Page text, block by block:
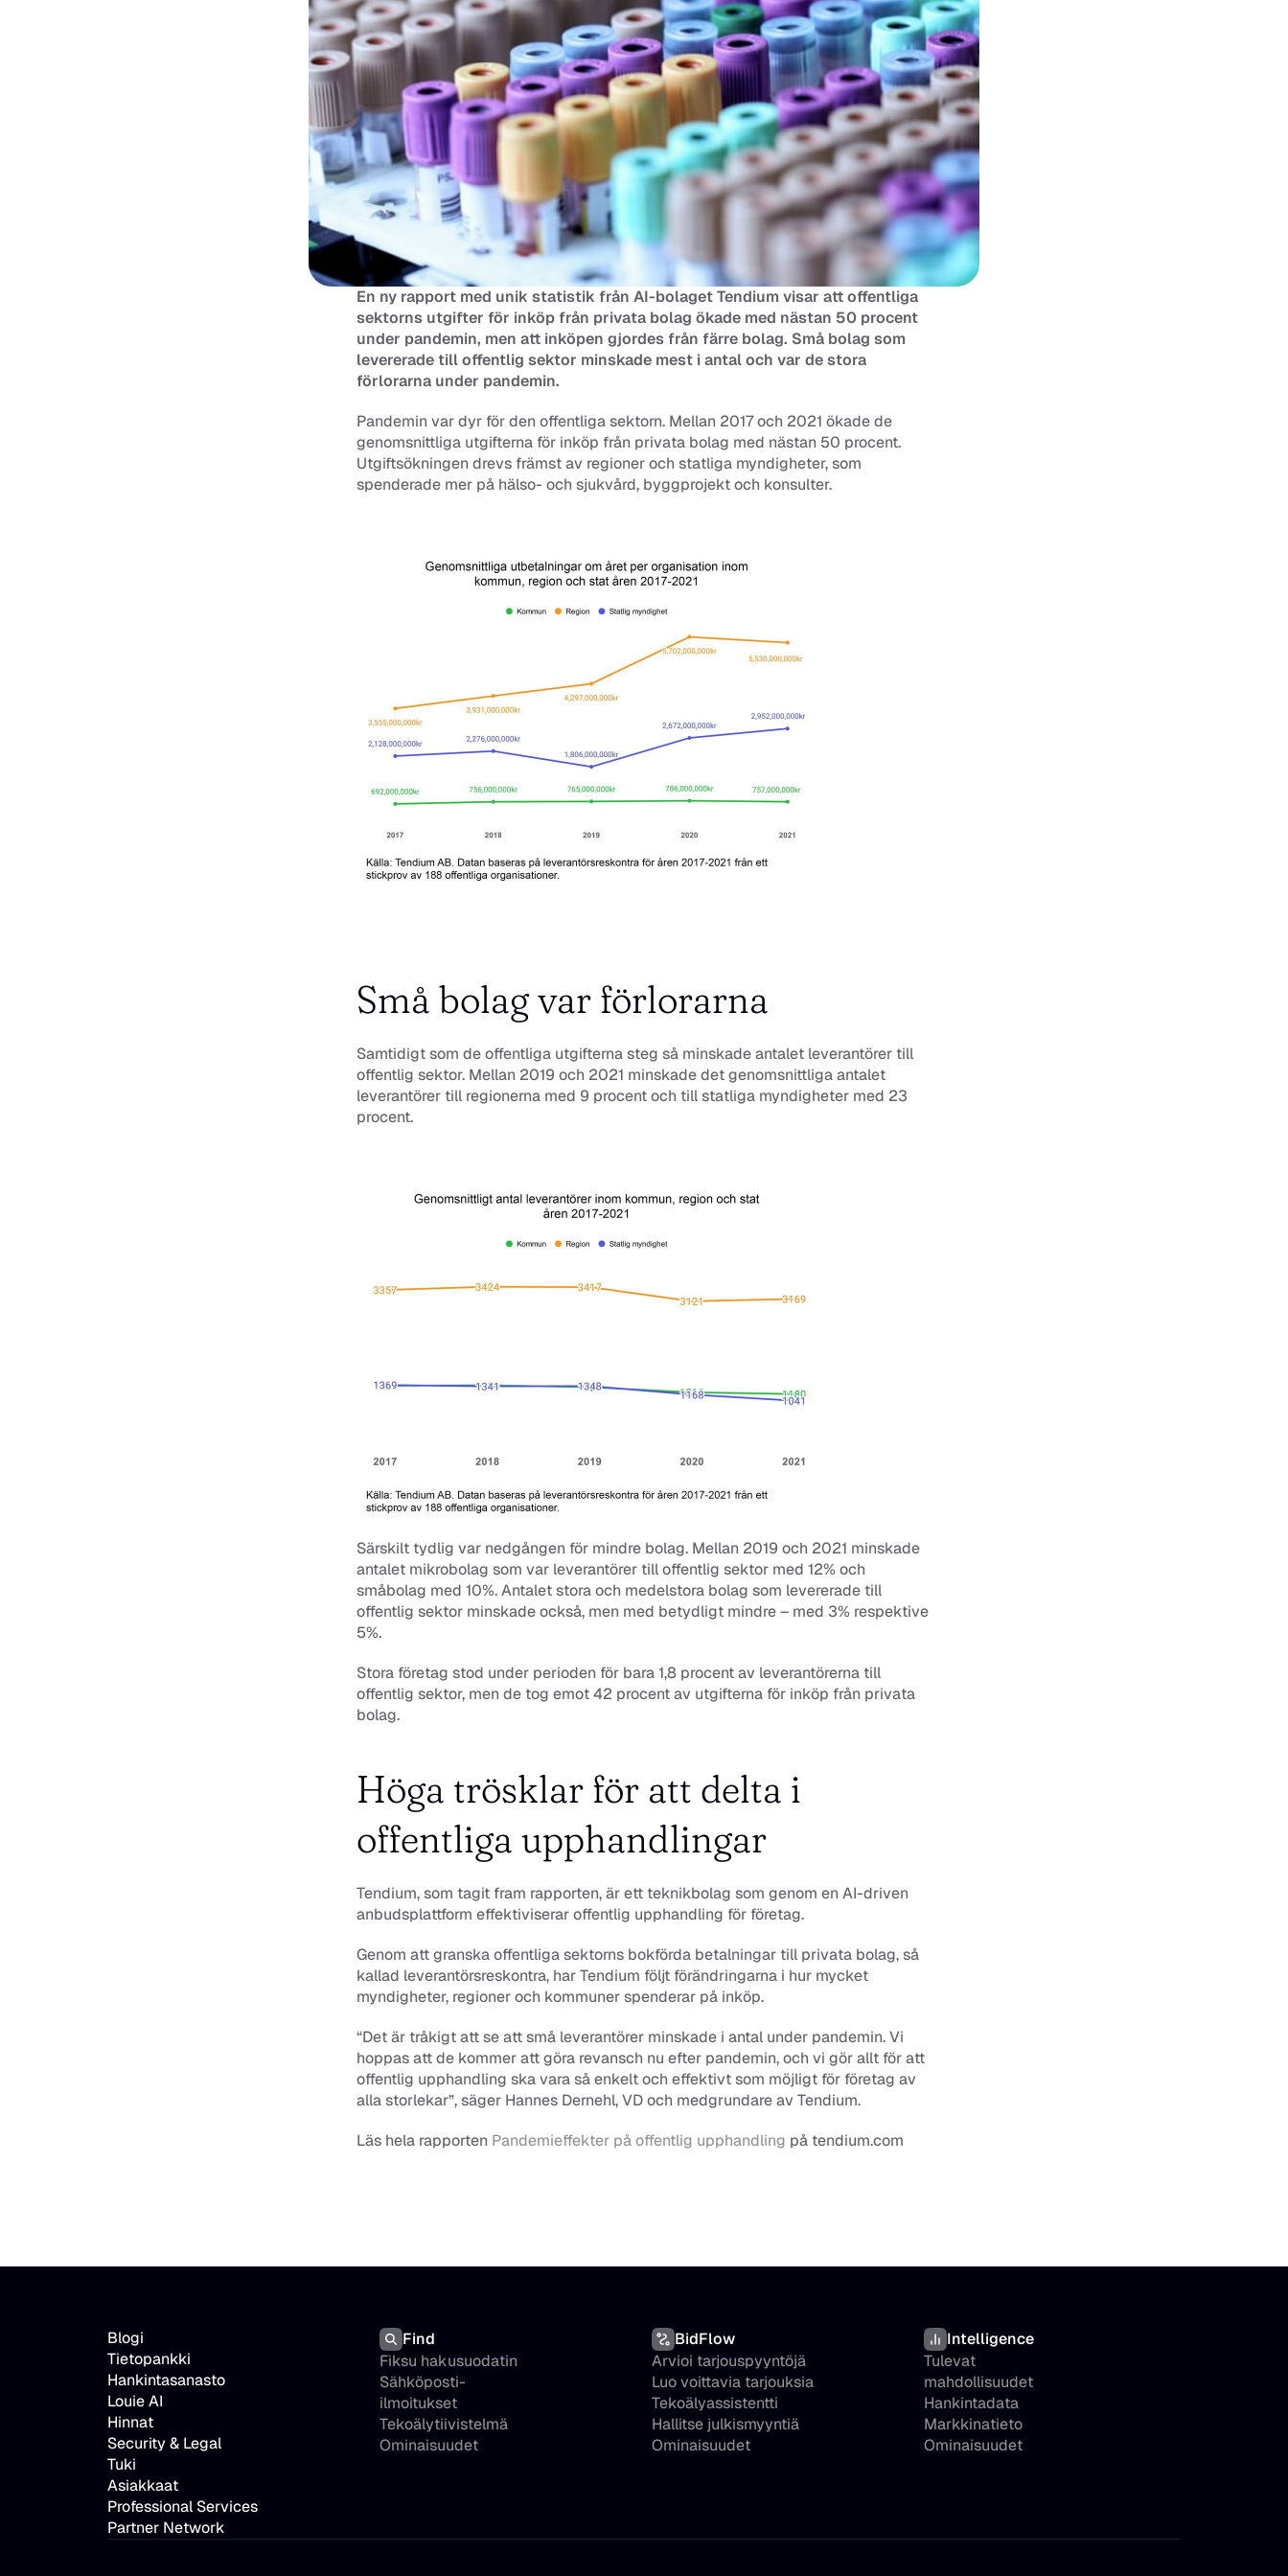
En ny rapport med unik statistik från AI-bolaget Tendium visar att offentliga
sektorns utgifter för inköp från privata bolag ökade med nästan 50 procent
under pandemin, men att inköpen gjordes från färre bolag. Små bolag som
levererade till offentlig sektor minskade mest i antal och var de stora
förlorarna under pandemin.
Pandemin var dyr för den offentliga sektorn. Mellan 2017 och 2021 ökade de
genomsnittliga utgifterna för inköp från privata bolag med nästan 50 procent.
Utgiftsökningen drevs främst av regioner och statliga myndigheter, som
spenderade mer på hälso- och sjukvård, byggprojekt och konsulter.
Små bolag var förlorarna
Samtidigt som de offentliga utgifterna steg så minskade antalet leverantörer till
offentlig sektor. Mellan 2019 och 2021 minskade det genomsnittliga antalet
leverantörer till regionerna med 9 procent och till statliga myndigheter med 23
procent.
Särskilt tydlig var nedgången för mindre bolag. Mellan 2019 och 2021 minskade
antalet mikrobolag som var leverantörer till offentlig sektor med 12% och
småbolag med 10%. Antalet stora och medelstora bolag som levererade till
offentlig sektor minskade också, men med betydligt mindre – med 3% respektive
5%.
Stora företag stod under perioden för bara 1,8 procent av leverantörerna till
offentlig sektor, men de tog emot 42 procent av utgifterna för inköp från privata
bolag.
Höga trösklar för att delta i
offentliga upphandlingar
Tendium, som tagit fram rapporten, är ett teknikbolag som genom en AI-driven
anbudsplattform effektiviserar offentlig upphandling för företag.
Genom att granska offentliga sektorns bokförda betalningar till privata bolag, så
kallad leverantörsreskontra, har Tendium följt förändringarna i hur mycket
myndigheter, regioner och kommuner spenderar på inköp.
“Det är tråkigt att se att små leverantörer minskade i antal under pandemin. Vi
hoppas att de kommer att göra revansch nu efter pandemin, och vi gör allt för att
offentlig upphandling ska vara så enkelt och effektivt som möjligt för företag av
alla storlekar”, säger Hannes Dernehl, VD och medgrundare av Tendium.
Läs hela rapporten Pandemieffekter på offentlig upphandling på tendium.com
Blogi
Tietopankki
Hankintasanasto
Louie AI
Hinnat
Security & Legal
Tuki
Asiakkaat
Professional Services
Partner Network
Find
Fiksu hakusuodatin
Sähköposti-
ilmoitukset
Tekoälytiivistelmä
Ominaisuudet
BidFlow
Arvioi tarjouspyyntöjä
Luo voittavia tarjouksia
Tekoälyassistentti
Hallitse julkismyyntiä
Ominaisuudet
Intelligence
Tulevat
mahdollisuudet
Hankintadata
Markkinatieto
Ominaisuudet